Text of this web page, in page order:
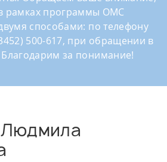
рамках программы ОМС
способами: по телефону
500-617, при обращении в
Благодарим за понимание!
Людмила